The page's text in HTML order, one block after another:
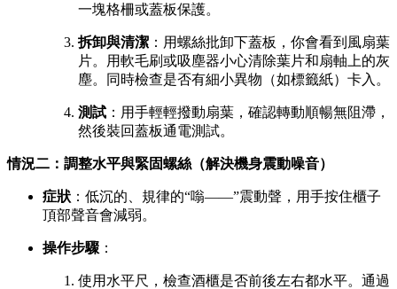
一塊格柵或蓋板保護。
拆卸與清潔 ：用螺絲批卸下蓋板，你會看到風扇葉
片。用軟毛刷或吸塵器小心清除葉片和扇軸上的灰
塵。同時檢查是否有細小異物（如標籤紙）卡入。
測試 ：用手輕輕撥動扇葉，確認轉動順暢無阻滯，
然後裝回蓋板通電測試。
情況二：調整水平與緊固螺絲（解決機身震動噪音）
症狀 ：低沉的、規律的“嗡——”震動聲，用手按住櫃子
頂部聲音會減弱。
操作步驟 ：
使用水平尺，檢查酒櫃是否前後左右都水平。通過